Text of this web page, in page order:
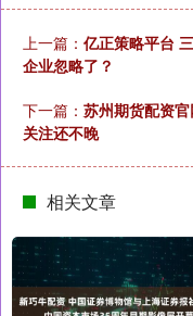
上一篇： 亿正策略平台
企业忽略了？
下一篇： 苏州期货配资
关注还不晚
相关文章